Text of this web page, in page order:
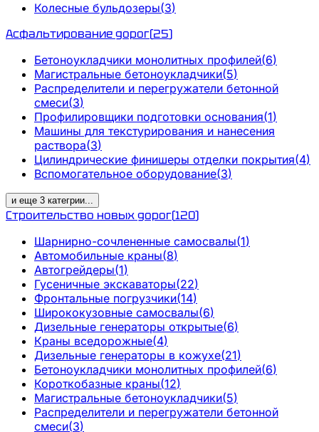
Колесные бульдозеры(3)
Асфальтирование дорог(25)
Бетоноукладчики монолитных профилей(6)
Магистральные бетоноукладчики(5)
Распределители и перегружатели бетонной
смеси(3)
Профилировщики подготовки основания(1)
Машины для текстурирования и нанесения
раствора(3)
Цилиндрические финишеры отделки покрытия(4)
Вспомогательное оборудование(3)
и еще 3 категрии...
Строительство новых дорог(120)
Шарнирно-сочлененные самосвалы(1)
Автомобильные краны(8)
Автогрейдеры(1)
Гусеничные экскаваторы(22)
Фронтальные погрузчики(14)
Ширококузовные самосвалы(6)
Дизельные генераторы открытые(6)
Краны вседорожные(4)
Дизельные генераторы в кожухе(21)
Бетоноукладчики монолитных профилей(6)
Короткобазные краны(12)
Магистральные бетоноукладчики(5)
Распределители и перегружатели бетонной
смеси(3)